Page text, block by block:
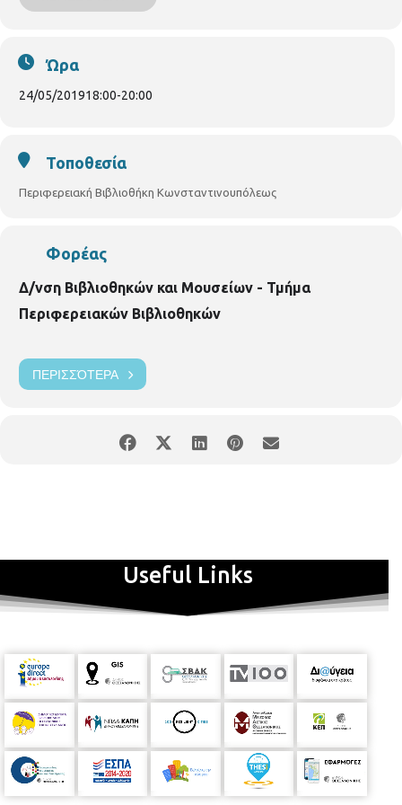
μας λογοτεχνική συνάντηση.. Η συντονίστρια της λέσχης,
Ευαγγελία Κατρινάκη
(Κων/πόλεως 45, τηλ. 2310-315100)
Ώρα
24/05/201918:00-20:00
Τοποθεσία
Περιφερειακή Βιβλιοθήκη Κωνσταντινουπόλεως
Φορέας
Δ/νση Βιβλιοθηκών και Μουσείων - Τμήμα
Περιφερειακών Βιβλιοθηκών
ΠΕΡΙΣΣΌΤΕΡΑ
Useful Links